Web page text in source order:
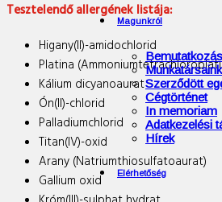
Magunkról
Bemutatkozás
Munkatársaink
Szerződött
Cégtörténet
In memoriam
Adatkezelési
Hírek
Elérhetőség
Tesztelendő allergének listája:
Higany(II)-amidochlorid
Platina
Kálium dicyanoaurat
Ón(II)-chlorid
Palladiumchlorid
Titan(IV)-oxid
Arany (Natriumthiosulfatoaurat)
Gallium oxid